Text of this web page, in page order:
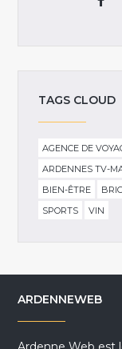
TAGS CLOUD
AGENCE DE
ARDENNES TV-
BIEN-ÊTRE
SPORTS
VIN
ARDENNEWEB